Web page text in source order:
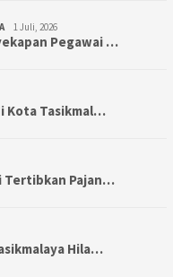
1 Juli, 2026
Pegawai …
Kota Tasikmal…
Tertibkan Pajan…
Hila…